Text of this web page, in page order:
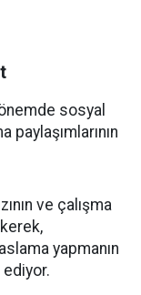
sosyal
paylaşımlarının
ve çalışma
yapmanın